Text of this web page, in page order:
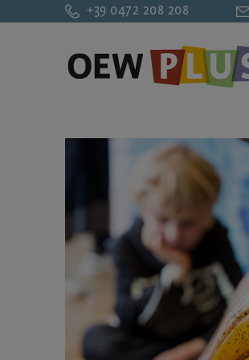
+39 0472 208 208